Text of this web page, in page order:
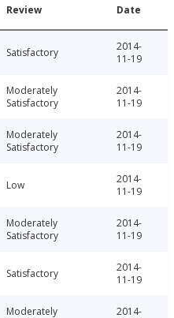
Review Date
Satisfactory
2014-
11-19
Moderately
Satisfactory
2014-
11-19
Moderately
Satisfactory
2014-
11-19
Low
2014-
11-19
Moderately
Satisfactory
2014-
11-19
Satisfactory
2014-
11-19
Moderately
2014-